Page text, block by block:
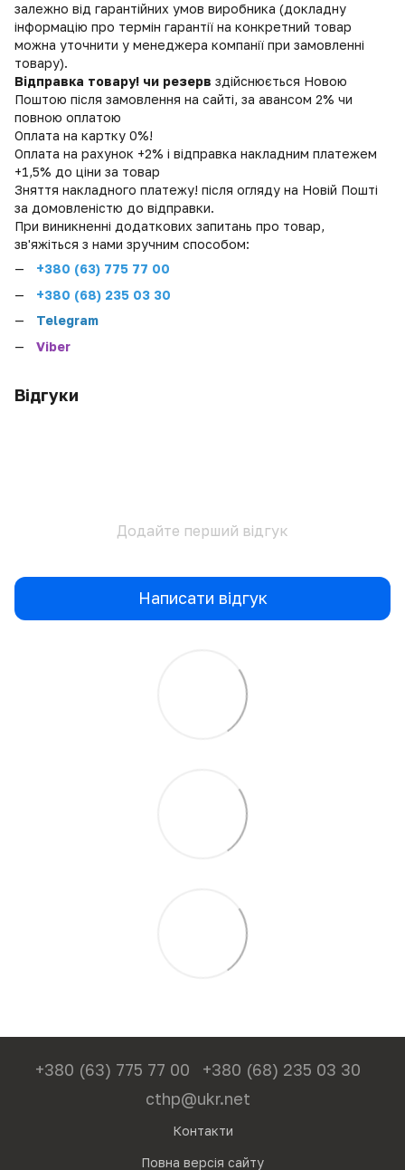
залежно від гарантійних умов виробника (докладну
інформацію про термін гарантії на конкретний товар
можна уточнити у менеджера компанії при замовленні
товару).
Відправка товару! чи резерв здійснюється Новою
Поштою після замовлення на сайті, за авансом 2% чи
повною оплатою
Оплата на картку 0%!
Оплата на рахунок +2% і відправка накладним платежем
+1,5% до ціни за товар
Зняття накладного платежу! після огляду на Новій Пошті
за домовленістю до відправки.
При виникненні додаткових запитань про товар,
зв'яжіться з нами зручним способом:
+380 (63) 775 77 00
+380 (68) 235 03 30
Telegram
Viber
Відгуки
Додайте перший відгук
Написати відгук
+380 (63) 775 77 00
+380 (68) 235 03 30
cthp@ukr.net
Контакти
Повна версія сайту